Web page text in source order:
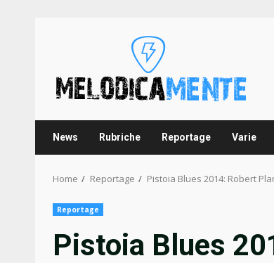
News Rubriche Reportage Varie
Home Reportage Pistoia Blues 2014: Robert
Reportage
Pistoia Blues